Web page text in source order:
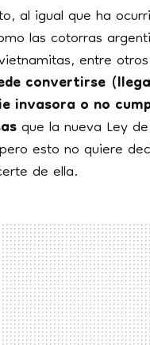
al igual que ha
las cotorras
entre
convertirse
invasora o no
que la nueva Ley
esto no quiere
de ella.